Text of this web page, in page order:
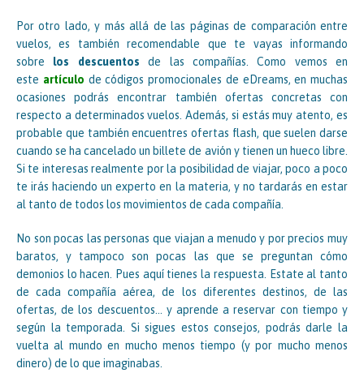
Por otro lado, y más allá de las páginas de comparación entre
vuelos, es también recomendable que te vayas informando
sobre los descuentosde las compañías. Como vemos en
este artículo de códigos promocionales de eDreams, en muchas
ocasiones podrás encontrar también ofertas concretas con
respecto a determinados vuelos. Además, si estás muy atento, es
probable que también encuentres ofertas flash, que suelen darse
cuando se ha cancelado un billete de avión y tienen un hueco libre.
Si te interesas realmente por la posibilidad de viajar, poco a poco
te irás haciendo un experto en la materia, y no tardarás en estar
al tanto de todos los movimientos de cada compañía.
No son pocas las personas que viajan a menudo y por precios muy
baratos, y tampoco son pocas las que se preguntan cómo
demonios lo hacen. Pues aquí tienes la respuesta. Estate al tanto
de cada compañía aérea, de los diferentes destinos, de las
ofertas, de los descuentos… y aprende a reservar con tiempo y
según la temporada. Si sigues estos consejos, podrás darle la
vuelta al mundo en mucho menos tiempo (y por mucho menos
dinero) de lo que imaginabas.